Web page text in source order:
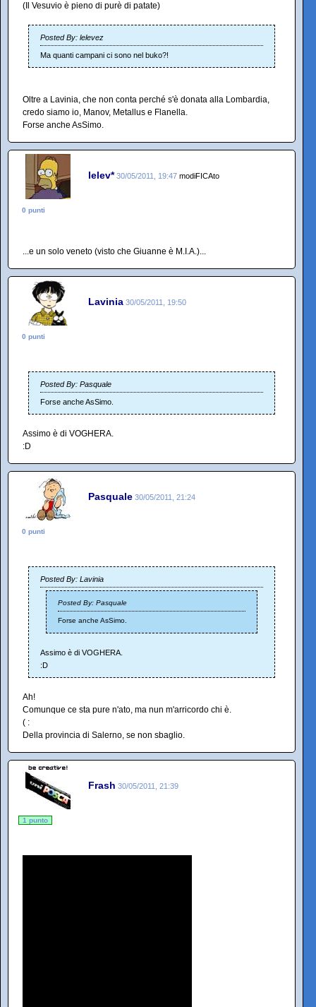
(Il Vesuvio è pieno di purè di patate)
Posted By: lelevez
Ma quanti campani ci sono nel buko?!
Oltre a Lavinia, che non conta perché s'è donata alla Lombardia,
credo siamo io, Manov, Metallus e Flanella.
Forse anche AsSimo.
lelev* 30/05/2011, 19:47 modiFICAto
0 punti
...e un solo veneto (visto che Giuanne è M.I.A.)...
Lavinia 30/05/2011, 19:50
0 punti
Posted By: Pasquale
Forse anche AsSimo.
Assimo è di VOGHERA.
:D
Pasquale 30/05/2011, 21:24
0 punti
Posted By: Lavinia
Posted By: Pasquale
Forse anche AsSimo.
Assimo è di VOGHERA.
:D
Ah!
Comunque ce sta pure n'ato, ma nun m'arricordo chi è.
( :
Della provincia di Salerno, se non sbaglio.
Frash 30/05/2011, 21:39
1 punto